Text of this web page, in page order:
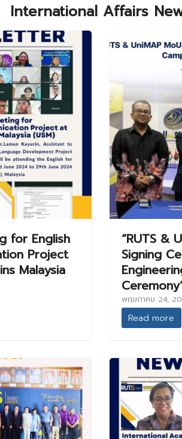
International Affairs
for English
Project
Malaysia
“RUTS &
Signing
พฤษภาคม 24,
Read more